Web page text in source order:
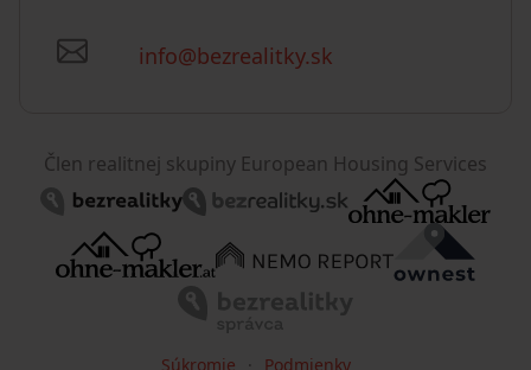
info@bezrealitky.sk
Člen realitnej skupiny European Housing Services
Súkromie Podmienky